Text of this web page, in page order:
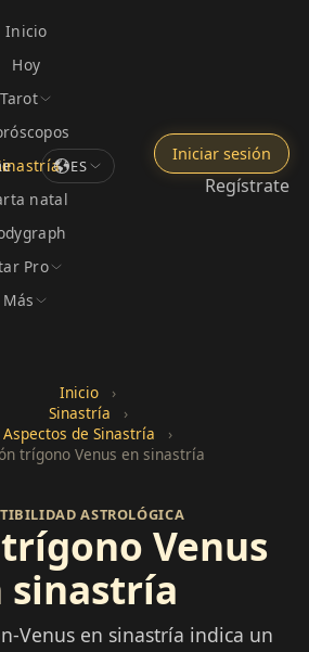
Inicio
Hoy
Tarot
natal
Pro
Más
ES
Iniciar sesión
Regístrate
Inicio
›
Sinastría
›
Aspectos de Sinastría
›
trígono Venus en sinastría
ASTROLÓGICA
Venus
sinastría
Venus en sinastría indica un